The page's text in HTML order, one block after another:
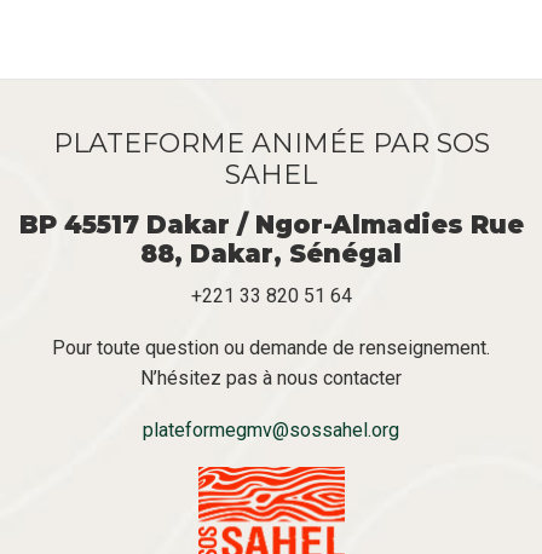
PLATEFORME ANIMÉE PAR SOS
SAHEL
BP 45517 Dakar / Ngor-Almadies Rue
88, Dakar, Sénégal
+221 33 820 51 64
Pour toute question ou demande de renseignement.
N’hésitez pas à nous contacter
plateformegmv@sossahel.org